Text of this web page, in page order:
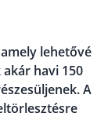
útmutató
lehetővé
havi 150
A